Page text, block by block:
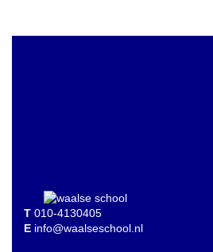
T 010-4130405
E info@waalseschool.nl